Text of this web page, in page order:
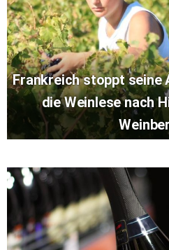
Frankreich stoppt
die Weinlese nach